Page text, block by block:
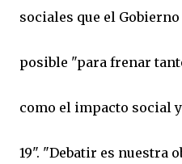
sociales que el
posible "para frenar
como el impacto social
19". "Debatir es nuestra